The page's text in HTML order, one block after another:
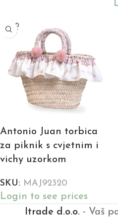
SOLD
OUT
Antonio Juan torbica
za piknik s cvjetnim i
vichy uzorkom
SKU: MAJ92320
Login to see prices
Itrade d.o.o.- Vaš